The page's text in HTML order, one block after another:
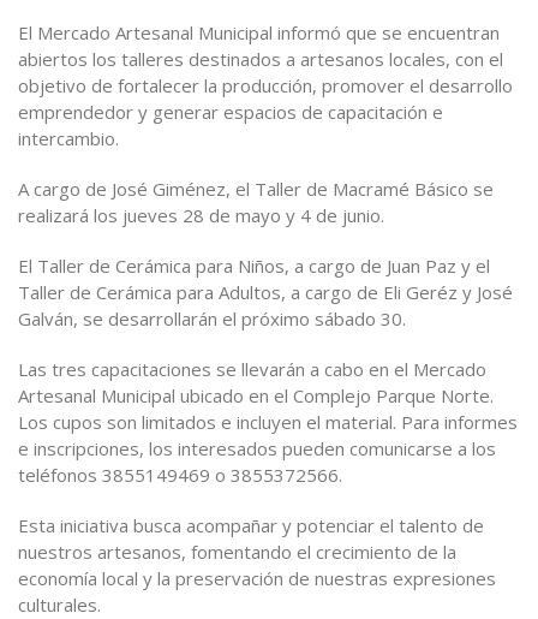
El Mercado Artesanal Municipal informó que se encuentran
abiertos los talleres destinados a artesanos locales, con el
objetivo de fortalecer la producción, promover el desarrollo
emprendedor y generar espacios de capacitación e
intercambio.
A cargo de José Giménez, el Taller de Macramé Básico se
realizará los jueves 28 de mayo y 4 de junio.
El Taller de Cerámica para Niños, a cargo de Juan Paz y el
Taller de Cerámica para Adultos, a cargo de Eli Geréz y José
Galván, se desarrollarán el próximo sábado 30.
Las tres capacitaciones se llevarán a cabo en el Mercado
Artesanal Municipal ubicado en el Complejo Parque Norte.
Los cupos son limitados e incluyen el material. Para informes
e inscripciones, los interesados pueden comunicarse a los
teléfonos 3855149469 o 3855372566.
Esta iniciativa busca acompañar y potenciar el talento de
nuestros artesanos, fomentando el crecimiento de la
economía local y la preservación de nuestras expresiones
culturales.